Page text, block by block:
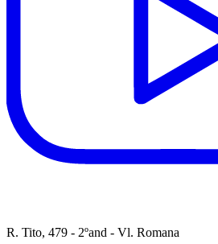
R. Tito, 479 - 2ºand - Vl. Romana